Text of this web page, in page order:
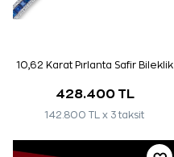
10,62 Karat Pırlanta Safir Bileklik
428.400 TL
142.800 TL x 3 taksit